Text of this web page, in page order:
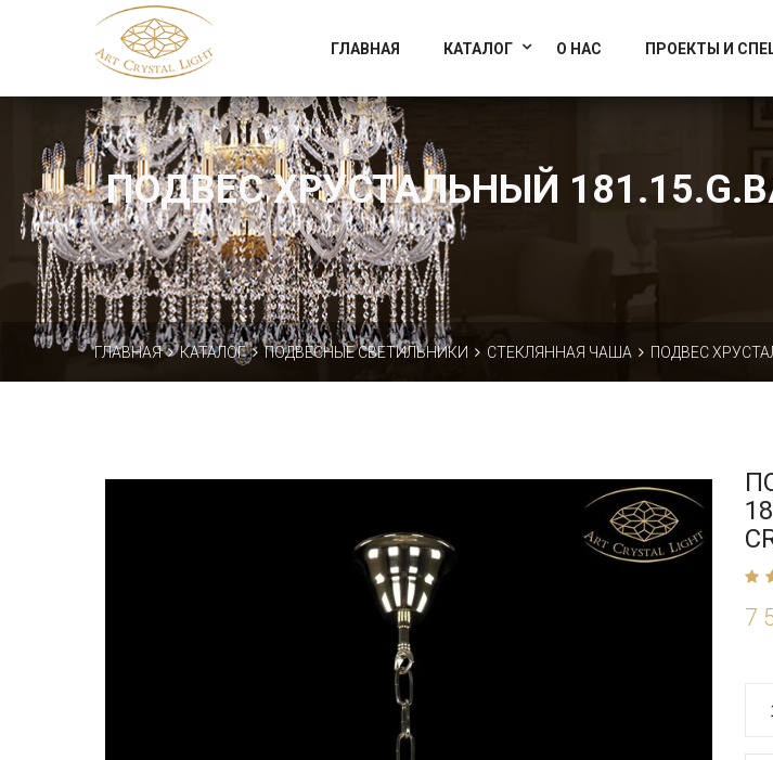
Официальный магазин фабрики Art Crystal Light
ГЛАВНАЯ КАТАЛОГ О НАС ПРОЕКТЫ И
ПОДВЕС ХРУСТАЛЬНЫЙ
ГЛАВНАЯ КАТАЛОГ ПОДВЕСНЫЕ СВЕТИЛЬНИКИ СТЕКЛЯННАЯ ЧАША ПОДВЕС
7